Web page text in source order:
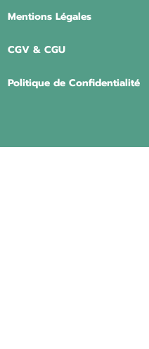
Mentions Légales
CGV & CGU
Politique de Confidentialité